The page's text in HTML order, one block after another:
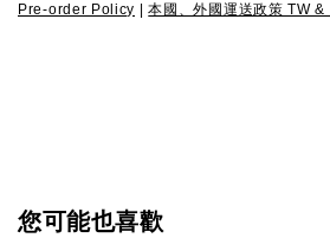
Pre-order Policy |本國、外國運送政策 TW
您可能也喜歡